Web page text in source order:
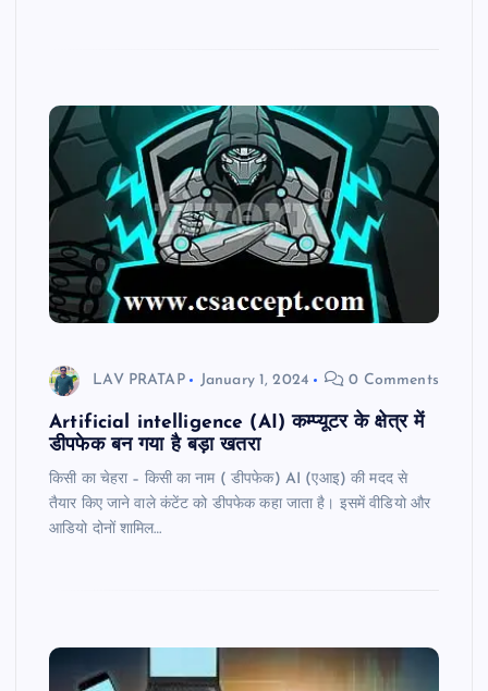
LAV PRATAP January 1, 2024 0 Comments
Artificial intelligence (AI) कम्प्यूटर के क्षेत्र में
डीपफेक बन गया है बड़ा खतरा
किसी का चेहरा – किसी का नाम ( डीपफेक) AI (एआइ) की मदद से
तैयार किए जाने वाले कंटेंट को डीपफेक कहा जाता है। इसमें वीडियो और
आडियो दोनों शामिल…